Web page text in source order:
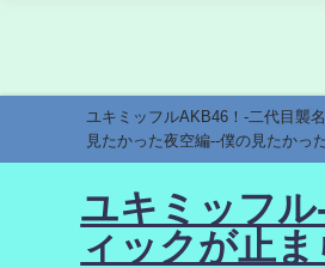
ユキミッフルAKB46！-二代目襲
見たかった夜空編--僕の見たかっ
ユキミッフ
ィックが止